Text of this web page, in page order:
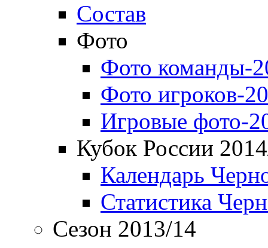
Состав
Фото
Фото команды-
Фото игроков-
Игровые фото-
Кубок России
Календарь
Статистика
Сезон 2013/14